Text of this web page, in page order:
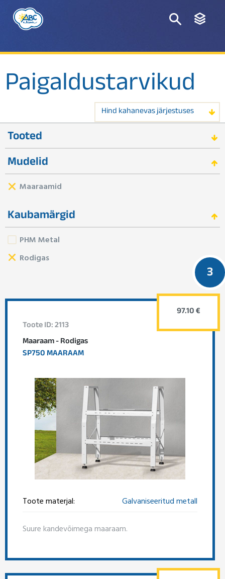
Paigaldustarvikud
Hind kahanevas järjestuses
Tooted
Mudelid
Maaraamid
Kaubamärgid
PHM Metal
Rodigas
3
Toote ID: 2113
Maaraam - Rodigas
SP750 MAARAAM
Toote materjal: Galvaniseeritud metall
Suure kandevõimega maaraam.
97.10 €